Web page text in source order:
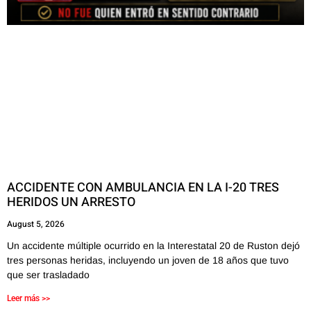
ACCIDENTE CON AMBULANCIA EN LA I-20 TRES
HERIDOS UN ARRESTO
August 5, 2026
Un accidente múltiple ocurrido en la Interestatal 20 de Ruston dejó
tres personas heridas, incluyendo un joven de 18 años que tuvo
que ser trasladado
Leer más >>